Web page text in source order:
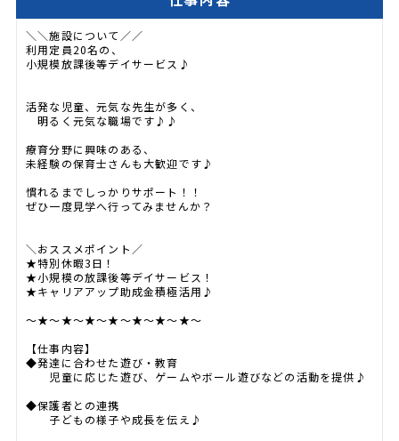
＼＼施設について／／
利用定員20名の、
小規模放課後等デイサービス♪
活発な児童、元気な先生が多く、
明るく元気な職場です♪♪
療育分野に興味のある、
未経験の保育士さんも大歓迎です♪
慣れるまでしっかりサポート！！
ぜひ一度見学へ行ってみませんか？
＼おススメポイント／
★特別休暇3日！
★小規模の放課後等デイサービス！
★キャリアアップ助成金積極活用♪
～★～★～★～★～★～★～★～
【仕事内容】
◆発達に合わせた遊び・教育
児童に応じた遊び、ゲームやボール遊びなどの活動を提供♪
◆保護者との連携
子どもの様子や成長を伝え♪